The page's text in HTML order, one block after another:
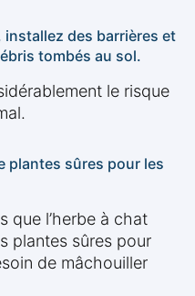
des barrières et
tombés au sol.
le risque
plantes sûres pour les
que l’herbe à chat
plantes sûres pour
de mâchouiller